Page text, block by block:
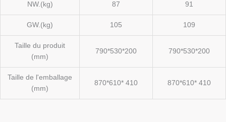
NW.(kg) 87 91
GW.(kg) 105 109
Taille du produit
(mm)
790*530*200 790*530*200
Taille de l'emballage
(mm)
870*610* 410 870*610* 410